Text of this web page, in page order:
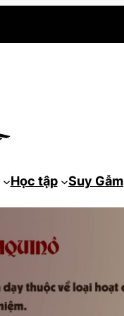
Học tập Suy Gẫm